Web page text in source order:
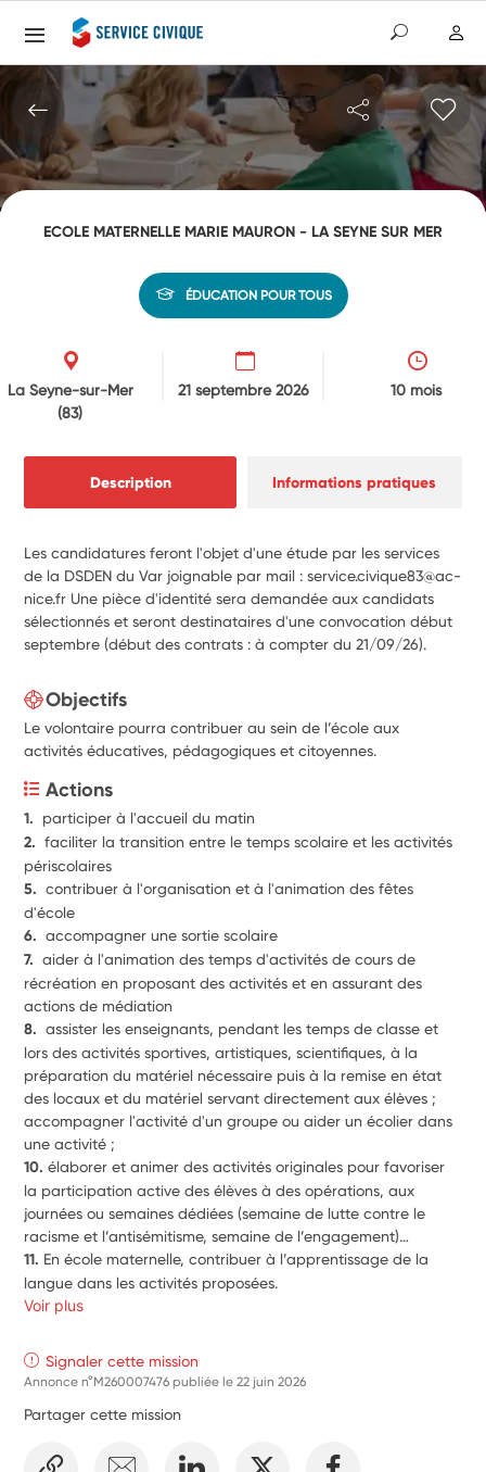
ECOLE MATERNELLE MARIE MAURON - LA SEYNE SUR MER
ÉDUCATION POUR TOUS
La Seyne-sur-Mer
(83)
21 septembre 2026 10 mois
Description Informations pratiques
Les candidatures feront l'objet d'une étude par les services
de la DSDEN du Var joignable par mail : service.civique83@ac-
nice.fr Une pièce d'identité sera demandée aux candidats
sélectionnés et seront destinataires d'une convocation début
septembre (début des contrats : à compter du 21/09/26).
Objectifs
Le volontaire pourra contribuer au sein de l’école aux
activités éducatives, pédagogiques et citoyennes.
Actions
1. participer à l'accueil du matin
2. faciliter la transition entre le temps scolaire et les activités
périscolaires
5. contribuer à l'organisation et à l'animation des fêtes
d'école
6. accompagner une sortie scolaire
7. aider à l'animation des temps d'activités de cours de
récréation en proposant des activités et en assurant des
actions de médiation
8. assister les enseignants, pendant les temps de classe et
lors des activités sportives, artistiques, scientifiques, à la
préparation du matériel nécessaire puis à la remise en état
des locaux et du matériel servant directement aux élèves ;
accompagner l'activité d'un groupe ou aider un écolier dans
une activité ;
10. élaborer et animer des activités originales pour favoriser
la participation active des élèves à des opérations, aux
journées ou semaines dédiées (semaine de lutte contre le
11. En école maternelle, contribuer à l’apprentissage de la
Voir plus
Signaler cette mission
Annonce n°M260007476 publiée le22 juin 2026
Partager cette mission